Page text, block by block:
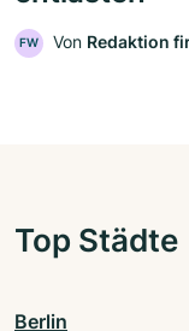
FW Von Redaktion
Top Städte
Berlin